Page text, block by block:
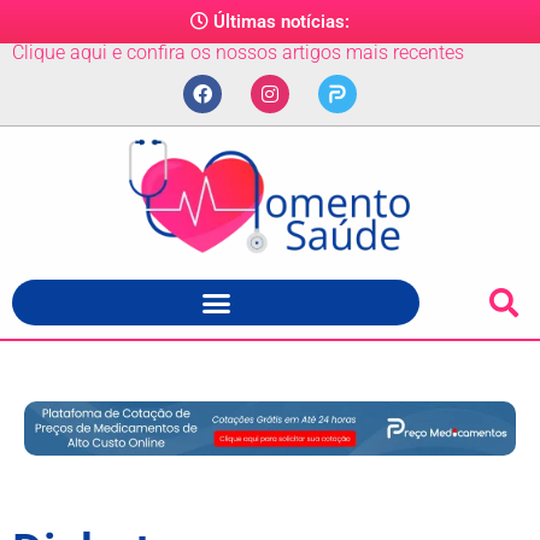
Últimas notícias:
Clique aqui e confira os nossos artigos mais recentes